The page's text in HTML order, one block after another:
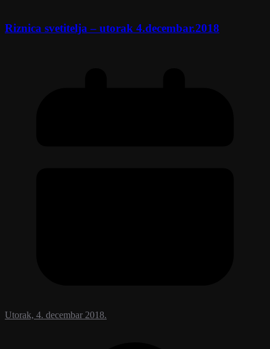
Riznica svetitelja – utorak 4.decembar.2018
Utorak, 4. decembar 2018.